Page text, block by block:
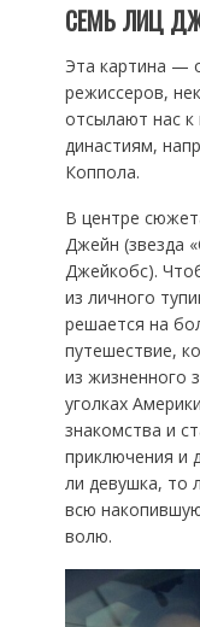
СЕМЬ ЛИЦ
Эта картина —
режиссеров,
отсылают нас
династиям,
Коппола.
В центре
Джейн (звезда
Джейкобс).
из личного
решается на
путешествие,
из жизненного
уголках
знакомства и
приключения и
ли девушка, то
всю
волю.